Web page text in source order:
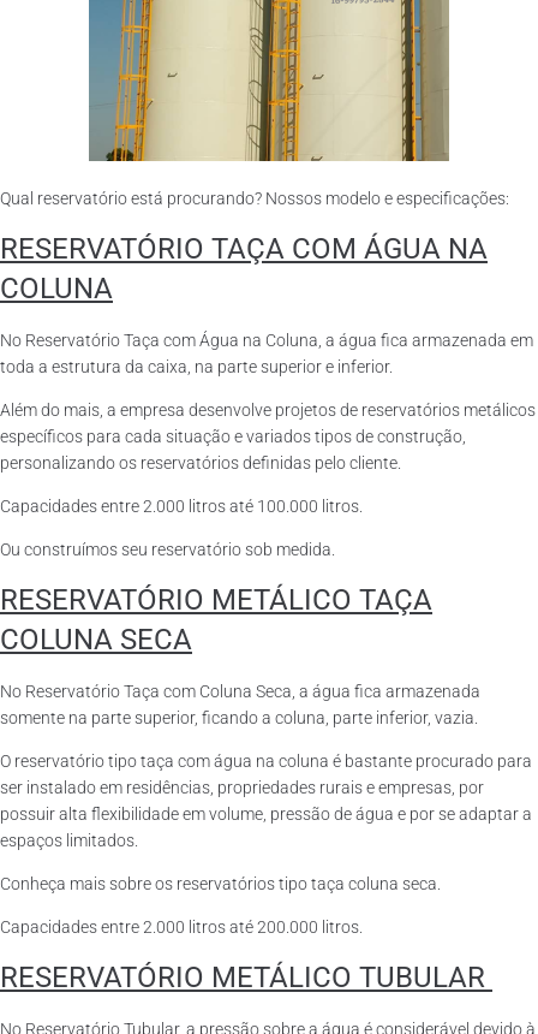
Qual reservatório está procurando? Nossos modelo e especificações:
RESERVATÓRIO TAÇA COM ÁGUA NA
COLUNA
No Reservatório Taça com Água na Coluna, a água fica armazenada em
toda a estrutura da caixa, na parte superior e inferior.
Além do mais, a empresa desenvolve projetos de reservatórios metálicos
específicos para cada situação e variados tipos de construção,
personalizando os reservatórios definidas pelo cliente.
Capacidades entre 2.000 litros até 100.000 litros.
Ou construímos seu reservatório sob medida.
RESERVATÓRIO METÁLICO TAÇA
COLUNA SECA
No Reservatório Taça com Coluna Seca, a água fica armazenada
somente na parte superior, ficando a coluna, parte inferior, vazia.
O reservatório tipo taça com água na coluna é bastante procurado para
ser instalado em residências, propriedades rurais e empresas, por
possuir alta flexibilidade em volume, pressão de água e por se adaptar a
espaços limitados.
Conheça mais sobre os reservatórios tipo taça coluna seca.
Capacidades entre 2.000 litros até 200.000 litros.
RESERVATÓRIO METÁLICO TUBULAR
No Reservatório Tubular, a pressão sobre a água é considerável devido à